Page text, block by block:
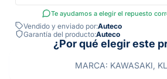
Te ayudamos a elegir el repuesto
Vendido y enviado por:Auteco
Garantía del producto:Auteco
¿Por qué elegir este
MARCA: KAWASAKI,